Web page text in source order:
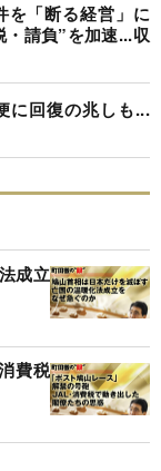
を「断る経営」に
請負”を加速...収
に回復の兆しも...
成立
費税